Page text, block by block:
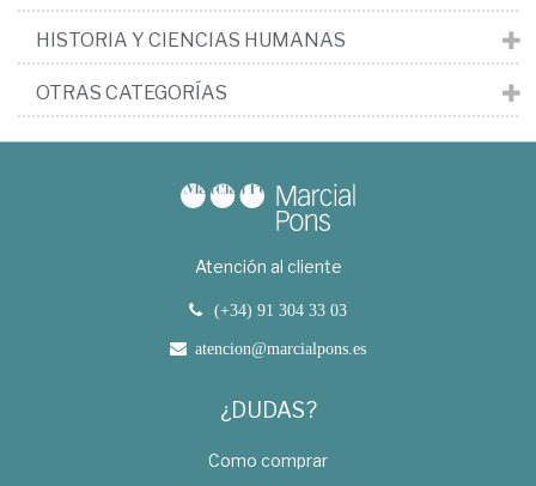
HISTORIA Y CIENCIAS HUMANAS
OTRAS CATEGORÍAS
Atención al cliente
(+34) 91 304 33 03
atencion@marcialpons.es
¿DUDAS?
Como comprar